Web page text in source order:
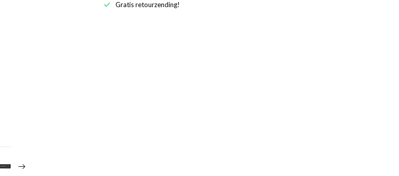
Gratis retourzending!